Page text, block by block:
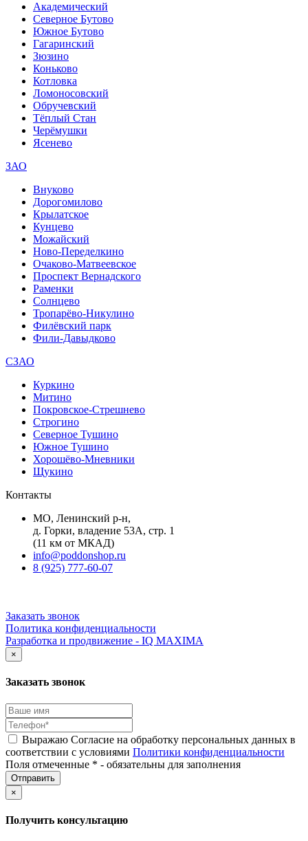
Академический
Северное Бутово
Южное Бутово
Гагаринский
Зюзино
Коньково
Котловка
Ломоносовский
Обручевский
Тёплый Стан
Черёмушки
Ясенево
ЗАО
Внуково
Дорогомилово
Крылатское
Кунцево
Можайский
Ново-Переделкино
Очаково-Матвеевское
Проспект Вернадского
Раменки
Солнцево
Тропарёво-Никулино
Филёвский парк
Фили-Давыдково
СЗАО
Куркино
Митино
Покровское-Стрешнево
Строгино
Северное Тушино
Южное Тушино
Хорошёво-Мневники
Щукино
Контакты
МО, Ленинский р-н,
д. Горки, владение 53А, стр. 1
(11 км от МКАД)
info@poddonshop.ru
8 (925) 777-60-07
Заказать звонок
Политика конфиденциальности
Разработка и продвижение - IQ MAXIMA
×
Заказать звонок
Выражаю Согласие на обработку персональных данных в
соответствии с условиями Политики конфиденциальности
Поля отмеченные * - обязательны для заполнения
×
Получить консультацию